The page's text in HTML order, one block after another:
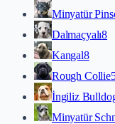
Minyatür
Dalmaçyalı8
Kangal8
Rough Collie
İngiliz
Minyatür